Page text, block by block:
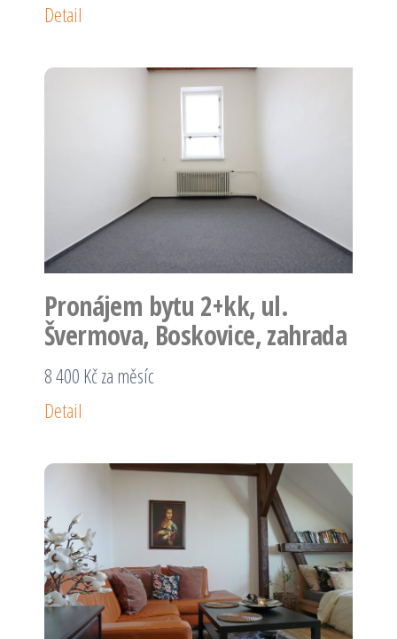
Detail
Pronájem bytu 2+kk, ul.
Švermova, Boskovice, zahrada
8 400 Kč za měsíc
Detail